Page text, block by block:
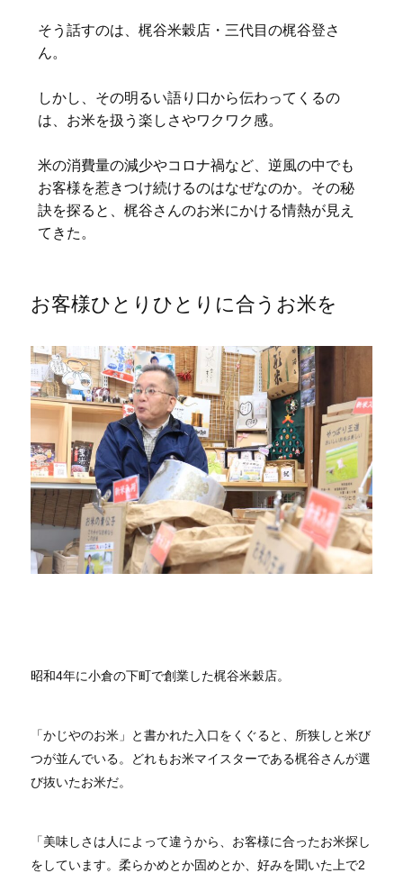
そう話すのは、梶谷米穀店・三代目の梶谷登さ
ん。
しかし、その明るい語り口から伝わってくるの
は、お米を扱う楽しさやワクワク感。
米の消費量の減少やコロナ禍など、逆風の中でも
お客様を惹きつけ続けるのはなぜなのか。その秘
訣を探ると、梶谷さんのお米にかける情熱が見え
てきた。
お客様ひとりひとりに合うお米を
昭和4年に小倉の下町で創業した梶谷米穀店。
「かじやのお米」と書かれた入口をくぐると、所狭しと米び
つが並んでいる。どれもお米マイスターである梶谷さんが選
び抜いたお米だ。
「美味しさは人によって違うから、お客様に合ったお米探し
をしています。柔らかめとか固めとか、好みを聞いた上で2